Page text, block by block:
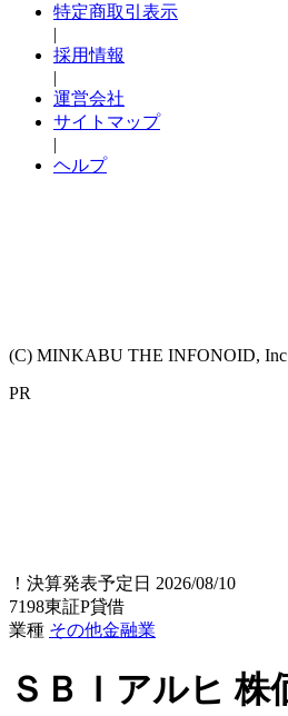
特定商取引表示
|
採用情報
|
運営会社
サイトマップ
|
ヘルプ
(C) MINKABU THE INFONOID,
PR
！ 決算発表予定日 2026/08/10
7198東証P貸借
業種 その他金融業
ＳＢＩアルヒ株